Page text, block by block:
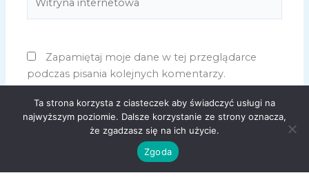
internetowa
Zapamiętaj moje dane w tej przeglądarce
podczas pisania kolejnych komentarzy.
Ta strona korzysta z ciasteczek aby świadczyć usługi na
najwyższym poziomie. Dalsze korzystanie ze strony oznacza,
że zgadzasz się na ich użycie.
Zgoda